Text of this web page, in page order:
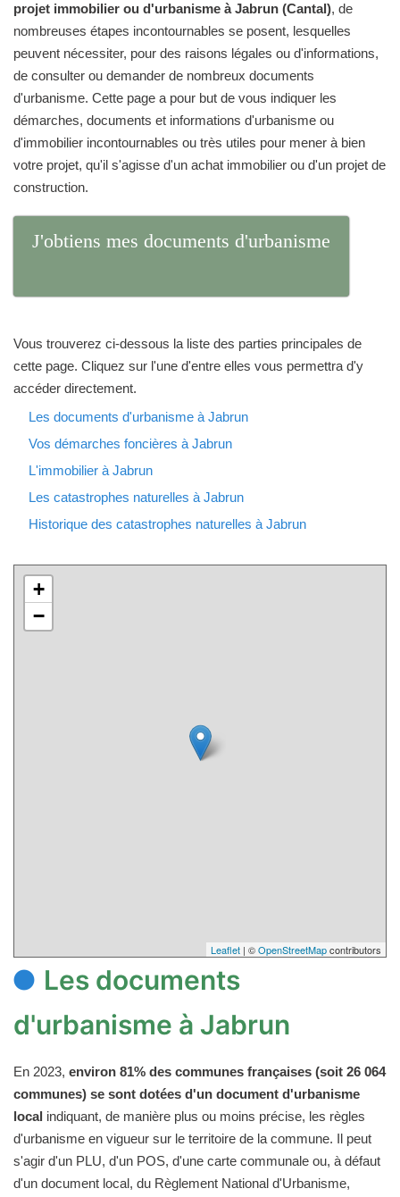
projet immobilier ou d'urbanisme à Jabrun (Cantal), de
nombreuses étapes incontournables se posent, lesquelles
peuvent nécessiter, pour des raisons légales ou d'informations,
de consulter ou demander de nombreux documents
d'urbanisme. Cette page a pour but de vous indiquer les
démarches, documents et informations d'urbanisme ou
d'immobilier incontournables ou très utiles pour mener à bien
votre projet, qu'il s'agisse d'un achat immobilier ou d'un projet de
construction.
J'obtiens mes documents d'urbanisme
Vous trouverez ci-dessous la liste des parties principales de
cette page. Cliquez sur l'une d'entre elles vous permettra d'y
accéder directement.
Les documents d'urbanisme à Jabrun
Vos démarches foncières à Jabrun
L'immobilier à Jabrun
Les catastrophes naturelles à Jabrun
Historique des catastrophes naturelles à Jabrun
+
−
Leaflet | ©OpenStreetMapcontributors
Les documents
d'urbanisme à Jabrun
En 2023, environ 81% des communes françaises (soit 26 064
communes) se sont dotées d'un document d'urbanisme
local indiquant, de manière plus ou moins précise, les règles
d'urbanisme en vigueur sur le territoire de la commune. Il peut
s'agir d'un PLU, d'un POS, d'une carte communale ou, à défaut
d'un document local, du Règlement National d'Urbanisme,